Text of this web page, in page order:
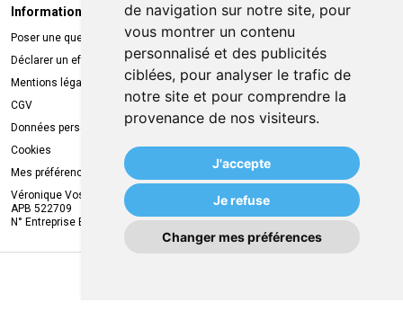
de navigation sur notre site, pour
vous montrer un contenu
personnalisé et des publicités
ciblées, pour analyser le trafic de
notre site et pour comprendre la
provenance de nos visiteurs.
J'accepte
Je refuse
Changer mes préférences
Informations légales
Poser une question
Déclarer un effet indésirable
Mentions légales
CGV
Données personnelles
Cookies
Mes préférences Cookies
Véronique Vos
APB 522709
N° Entreprise BE0749.944.612
Livraison
Retrait à la pharmacie
Livraison chez vous
Livraison dans un Point Relais